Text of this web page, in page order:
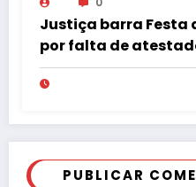
Justiça barra Festa
por falta de
PUBLICAR